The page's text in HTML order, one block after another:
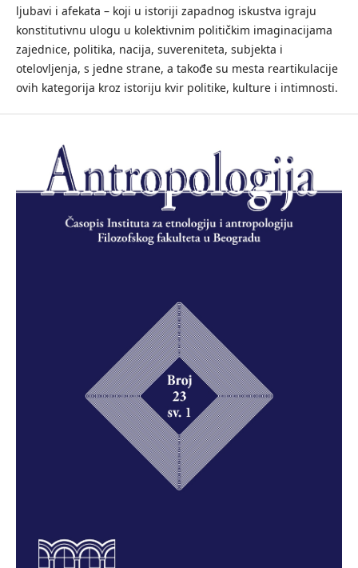
ljubavi i afekata – koji u istoriji zapadnog iskustva igraju
konstitutivnu ulogu u kolektivnim političkim imaginacijama
zajednice, politika, nacija, suvereniteta, subjekta i
otelovljenja, s jedne strane, a takođe su mesta reartikulacije
ovih kategorija kroz istoriju kvir politike, kulture i intimnosti.